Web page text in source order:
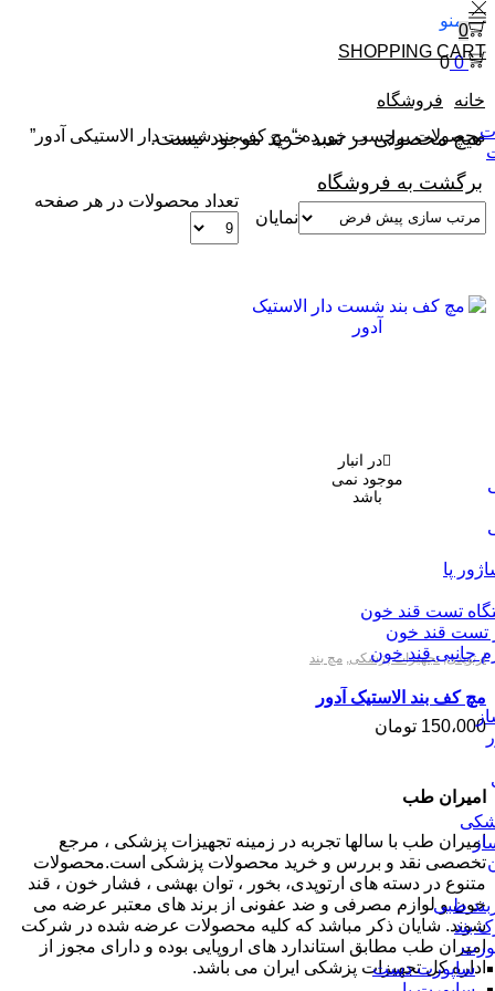
منو
پا
تست قند خون
تست قند خون
جانبی قند خون
طبی
بند
ساپورت دست
0
0
0
SHOPPING CART
هیچ محصولی در سبد خرید موجود نیست.
برگشت به فروشگاه
خانه
فروشگاه
محصولات برچسب خورده “مچ کف بند شست دار الاستیکی آدور”
نمایان
تعداد محصولات در هر صفحه
در انبار
موجود نمی
باشد
ارتوپدی,تجهیزات پزشکی, مچ بند
مچ کف بند الاستیک آدور
150،000 تومان
امیران طب
امیران طب با سالها تجربه در زمینه تجهیزات پزشکی ، مرجع
تخصصی نقد و بررس و خرید محصولات پزشکی است.محصولات
متنوع در دسته های ارتوپدی، بخور ، توان بهشی ، فشار خون ، قند
خون و لوازم مصرفی و ضد عفونی از برند های معتبر عرضه می
شوند. شایان ذکر مباشد که کلیه محصولات عرضه شده در شرکت
امیران طب مطابق استاندارد های اروپایی بوده و دارای مجوز از
اداره کل تجهیزات پزشکی ایران می باشد.